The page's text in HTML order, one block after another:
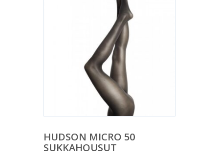
HUDSON MICRO 50
SUKKAHOUSUT